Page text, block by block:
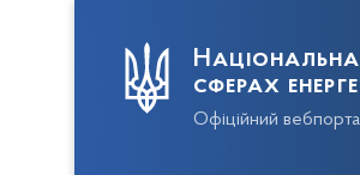
сферах
Офіційний